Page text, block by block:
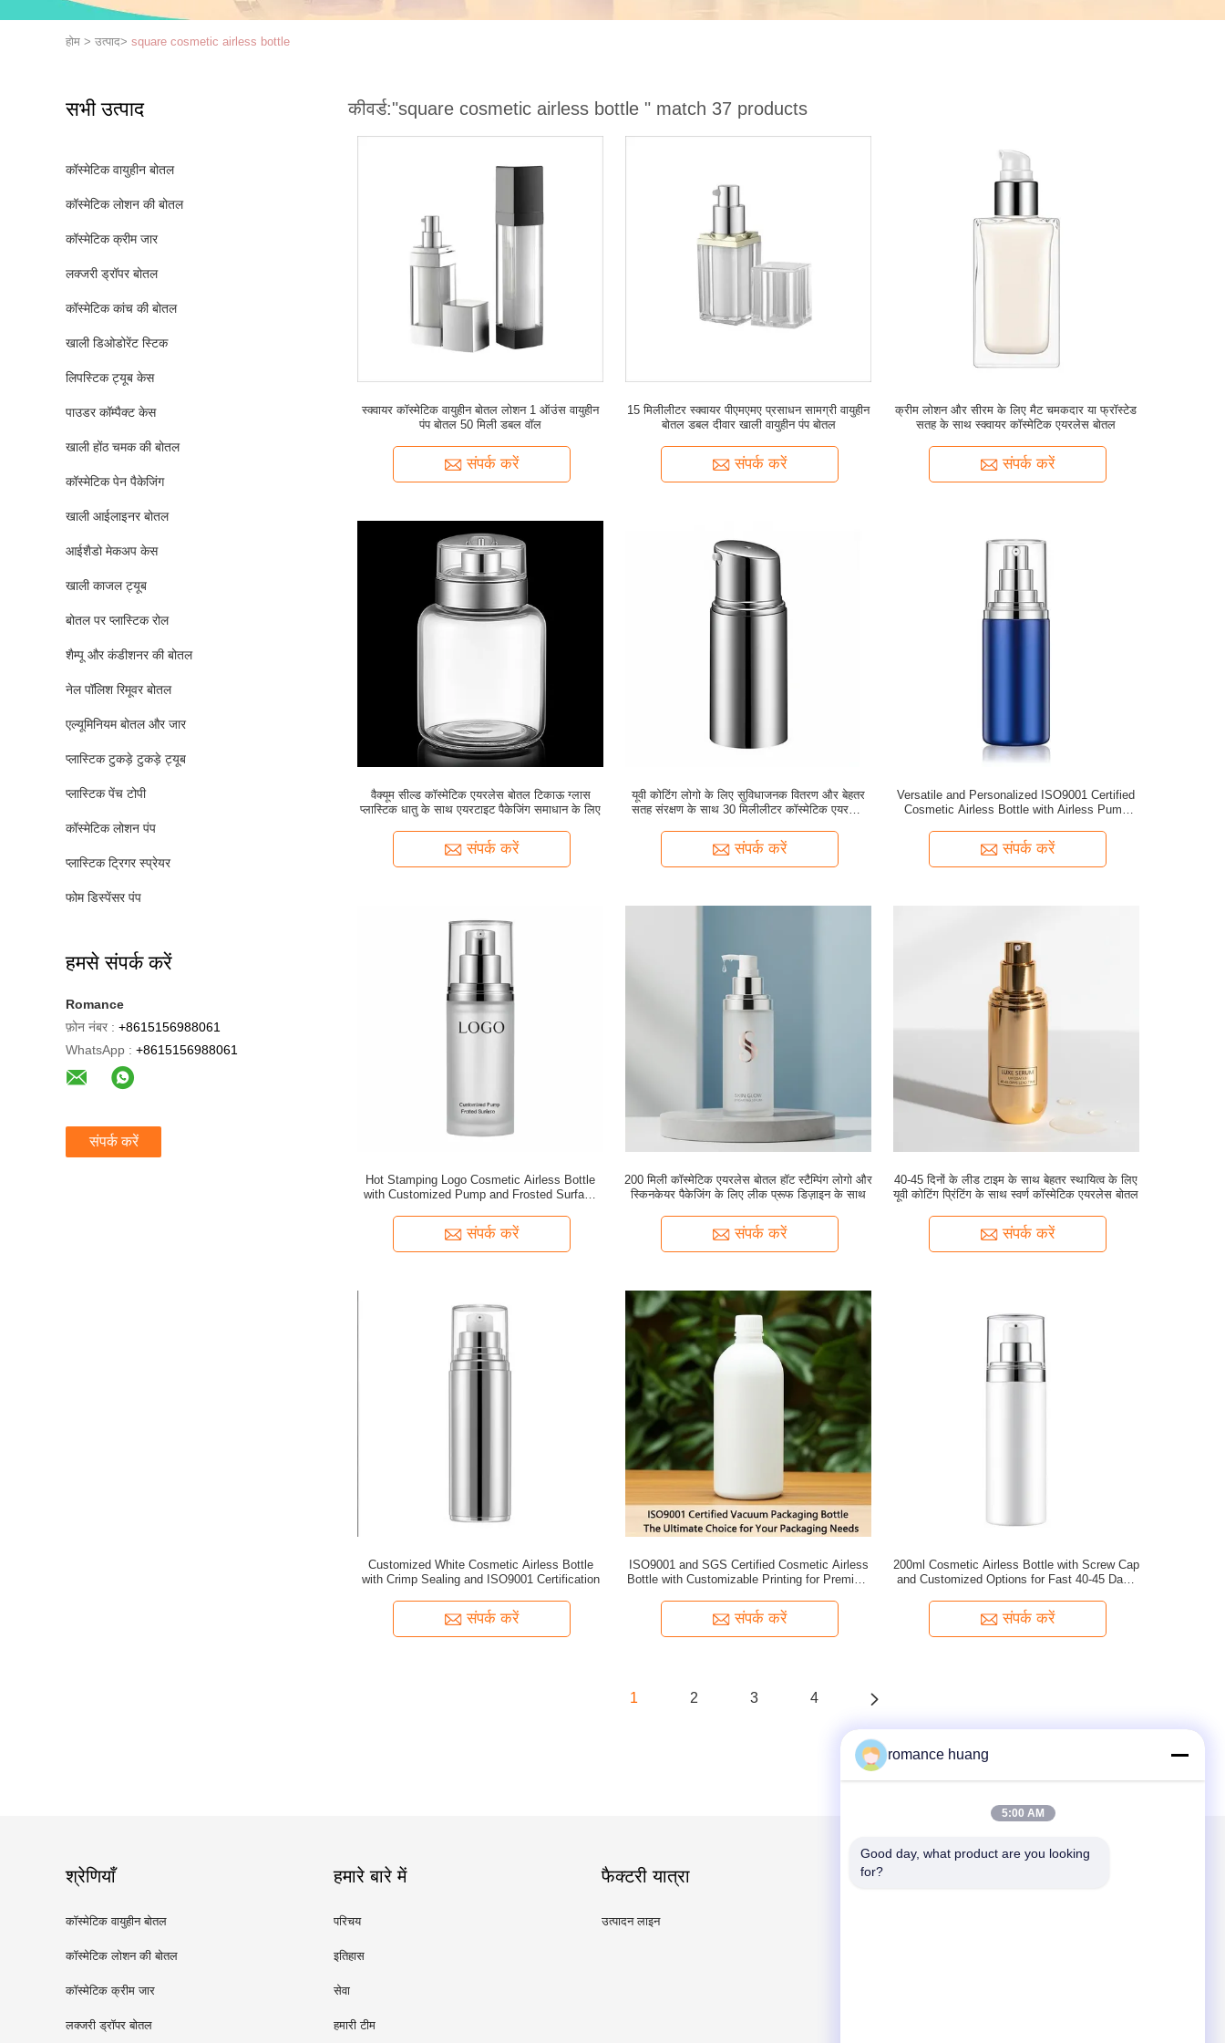
होम > उत्पाद> square cosmetic airless bottle
सभी उत्पाद
कॉस्मेटिक वायुहीन बोतल
कॉस्मेटिक लोशन की बोतल
कॉस्मेटिक क्रीम जार
लक्जरी ड्रॉपर बोतल
कॉस्मेटिक कांच की बोतल
खाली डिओडोरेंट स्टिक
लिपस्टिक ट्यूब केस
पाउडर कॉम्पैक्ट केस
खाली होंठ चमक की बोतल
कॉस्मेटिक पेन पैकेजिंग
खाली आईलाइनर बोतल
आईशैडो मेकअप केस
खाली काजल ट्यूब
बोतल पर प्लास्टिक रोल
शैम्पू और कंडीशनर की बोतल
नेल पॉलिश रिमूवर बोतल
एल्यूमिनियम बोतल और जार
प्लास्टिक टुकड़े टुकड़े ट्यूब
प्लास्टिक पेंच टोपी
कॉस्मेटिक लोशन पंप
प्लास्टिक ट्रिगर स्प्रेयर
फोम डिस्पेंसर पंप
हमसे संपर्क करें
Romance
फ़ोन नंबर : +8615156988061
WhatsApp : +8615156988061
संपर्क करें
कीवर्ड:"square cosmetic airless bottle " match 37 products
स्क्वायर कॉस्मेटिक वायुहीन बोतल लोशन 1 ऑउंस वायुहीन
पंप बोतल 50 मिली डबल वॉल
संपर्क करें
15 मिलीलीटर स्क्वायर पीएमएमए प्रसाधन सामग्री वायुहीन
बोतल डबल दीवार खाली वायुहीन पंप बोतल
संपर्क करें
क्रीम लोशन और सीरम के लिए मैट चमकदार या फ्रॉस्टेड
सतह के साथ स्क्वायर कॉस्मेटिक एयरलेस बोतल
संपर्क करें
वैक्यूम सील्ड कॉस्मेटिक एयरलेस बोतल टिकाऊ ग्लास
प्लास्टिक धातु के साथ एयरटाइट पैकेजिंग समाधान के लिए
संपर्क करें
यूवी कोटिंग लोगो के लिए सुविधाजनक वितरण और बेहतर
सतह संरक्षण के साथ 30 मिलीलीटर कॉस्मेटिक एयरलेस
संपर्क करें
Versatile and Personalized ISO9001 Certified
Cosmetic Airless Bottle with Airless Pump
संपर्क करें
Hot Stamping Logo Cosmetic Airless Bottle
with Customized Pump and Frosted Surface
संपर्क करें
200 मिली कॉस्मेटिक एयरलेस बोतल हॉट स्टैम्पिंग लोगो और
स्किनकेयर पैकेजिंग के लिए लीक प्रूफ डिज़ाइन के साथ
संपर्क करें
40-45 दिनों के लीड टाइम के साथ बेहतर स्थायित्व के लिए
यूवी कोटिंग प्रिंटिंग के साथ स्वर्ण कॉस्मेटिक एयरलेस बोतल
संपर्क करें
Customized White Cosmetic Airless Bottle
with Crimp Sealing and ISO9001 Certification
संपर्क करें
ISO9001 and SGS Certified Cosmetic Airless
Bottle with Customizable Printing for Premium
संपर्क करें
200ml Cosmetic Airless Bottle with Screw Cap
and Customized Options for Fast 40-45 Days
संपर्क करें
1 2 3 4
श्रेणियाँ
कॉस्मेटिक वायुहीन बोतल
कॉस्मेटिक लोशन की बोतल
कॉस्मेटिक क्रीम जार
लक्जरी ड्रॉपर बोतल
हमारे बारे में
परिचय
इतिहास
सेवा
हमारी टीम
फैक्टरी यात्रा
उत्पादन लाइन
हमें मेल करें
romance huang
5:00 AM
Good day, what product are you looking
for?